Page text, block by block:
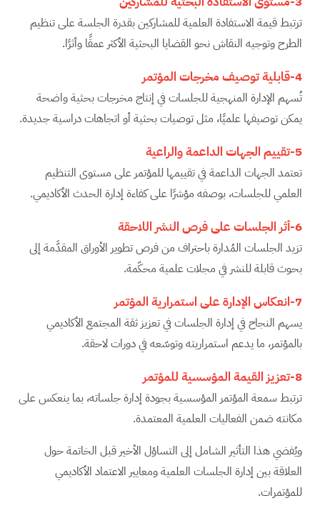
ترتبط قيمة الاستفادة العلمية للمشاركين بقدرة الجلسة على تنظيم
الطرح وتوجيه النقاش نحو القضايا البحثية الأكثر عمقًا وأثرًا.
4-قابلية توصيف مخرجات المؤتمر
تُسهم الإدارة المنهجية للجلسات في إنتاج مخرجات بحثية واضحة
يمكن توصيفها علميًا، مثل توصيات بحثية أو اتجاهات دراسية جديدة.
5-تقييم الجهات الداعمة والراعية
تعتمد الجهات الداعمة في تقييمها للمؤتمر على مستوى التنظيم
العلمي للجلسات، بوصفه مؤشرًا على كفاءة إدارة الحدث الأكاديمي.
6-أثر الجلسات على فرص النشر اللاحقة
تزيد الجلسات المُدارة باحتراف من فرص تطوير الأوراق المقدَّمة إلى
بحوث قابلة للنشر في مجلات علمية محكّمة.
7-انعكاس الإدارة على استمرارية المؤتمر
يسهم النجاح في إدارة الجلسات في تعزيز ثقة المجتمع الأكاديمي
بالمؤتمر، ما يدعم استمراريته وتوسّعه في دورات لاحقة.
8-تعزيز القيمة المؤسسية للمؤتمر
ترتبط سمعة المؤتمر المؤسسية بجودة إدارة جلساته، بما ينعكس على
مكانته ضمن الفعاليات العلمية المعتمدة.
ويُفضي هذا التأثير الشامل إلى التساؤل الأخير قبل الخاتمة حول
العلاقة بين إدارة الجلسات العلمية ومعايير الاعتماد الأكاديمي
للمؤتمرات.